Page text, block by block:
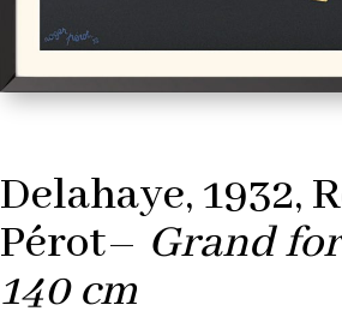
Delahaye, 1932,
Pérot– Grand
140 cm